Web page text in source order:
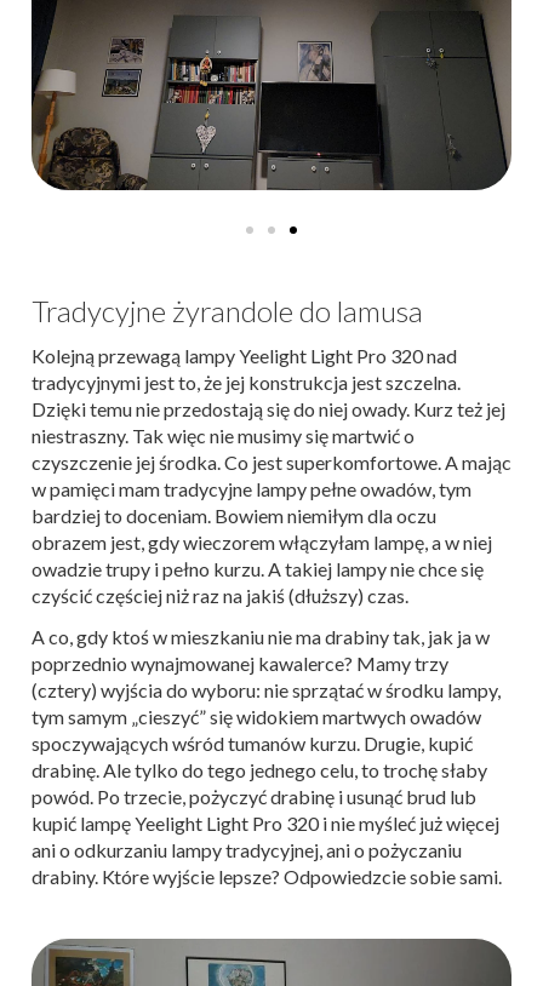
Tradycyjne żyrandole do lamusa
Kolejną przewagą lampy Yeelight Light Pro 320 nad
tradycyjnymi jest to, że jej konstrukcja jest szczelna.
Dzięki temu nie przedostają się do niej owady. Kurz też jej
niestraszny. Tak więc nie musimy się martwić o
czyszczenie jej środka. Co jest superkomfortowe. A mając
w pamięci mam tradycyjne lampy pełne owadów, tym
bardziej to doceniam. Bowiem niemiłym dla oczu
obrazem jest, gdy wieczorem włączyłam lampę, a w niej
owadzie trupy i pełno kurzu. A takiej lampy nie chce się
czyścić częściej niż raz na jakiś (dłuższy) czas.
A co, gdy ktoś w mieszkaniu nie ma drabiny tak, jak ja w
poprzednio wynajmowanej kawalerce? Mamy trzy
(cztery) wyjścia do wyboru: nie sprzątać w środku lampy,
tym samym „cieszyć” się widokiem martwych owadów
spoczywających wśród tumanów kurzu. Drugie, kupić
drabinę. Ale tylko do tego jednego celu, to trochę słaby
powód. Po trzecie, pożyczyć drabinę i usunąć brud lub
kupić lampę Yeelight Light Pro 320 i nie myśleć już więcej
ani o odkurzaniu lampy tradycyjnej, ani o pożyczaniu
drabiny. Które wyjście lepsze? Odpowiedzcie sobie sami.